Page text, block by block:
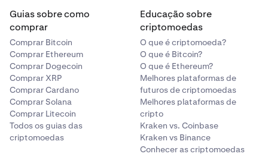
Guias sobre como
comprar
Comprar Bitcoin
Comprar Ethereum
Comprar Dogecoin
Comprar XRP
Comprar Cardano
Comprar Solana
Comprar Litecoin
Todos os guias das
criptomoedas
Educação sobre
criptomoedas
O que é criptomoeda?
O que é Bitcoin?
O que é Ethereum?
Melhores plataformas de
futuros de criptomoedas
Melhores plataformas de
cripto
Kraken vs. Coinbase
Kraken vs Binance
Conhecer as criptomoedas